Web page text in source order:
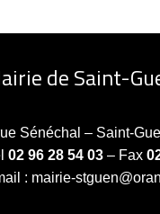
de Saint-
Sénéchal – Saint-
02 96 28 54 03 – Fax
: mairie-